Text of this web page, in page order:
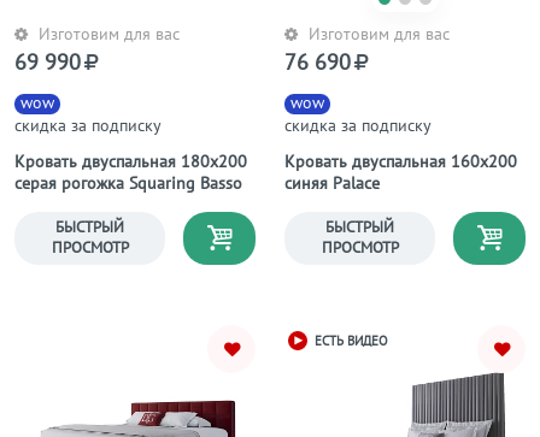
Изготовим для вас
Кровать двуспальная 180х200
серая рогожка Squaring Basso
wow
скидка за подписку
69 990
БЫСТРЫЙ
ПРОСМОТР
Изготовим для вас
Кровать двуспальная 160х200
синяя Palace
wow
скидка за подписку
76 690
БЫСТРЫЙ
ПРОСМОТР
ЕСТЬ ВИДЕО